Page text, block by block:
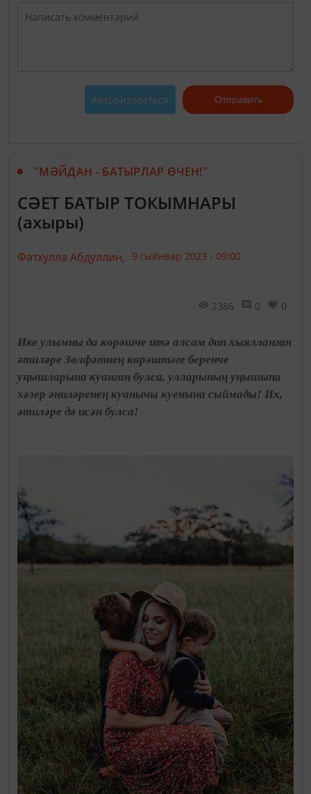
Авторизоваться Отправить
"МӘЙДАН - БАТЫРЛАР ӨЧЕН!"
СӘЕТ БАТЫР ТОКЫМНАРЫ
(ахыры)
Фәтхулла Абдуллин, 9 гыйнвар 2023 - 09:00
2386 0 0
Ике улымны да көрәшче итә алсам дип хыялланган
әтиләре Зөлфәтнең көрәштәге беренче
уңышларына куанган булса, улларының уңышына
хәзер әниләренең куанычы куенына сыймады! Их,
әтиләре дә исән булса!